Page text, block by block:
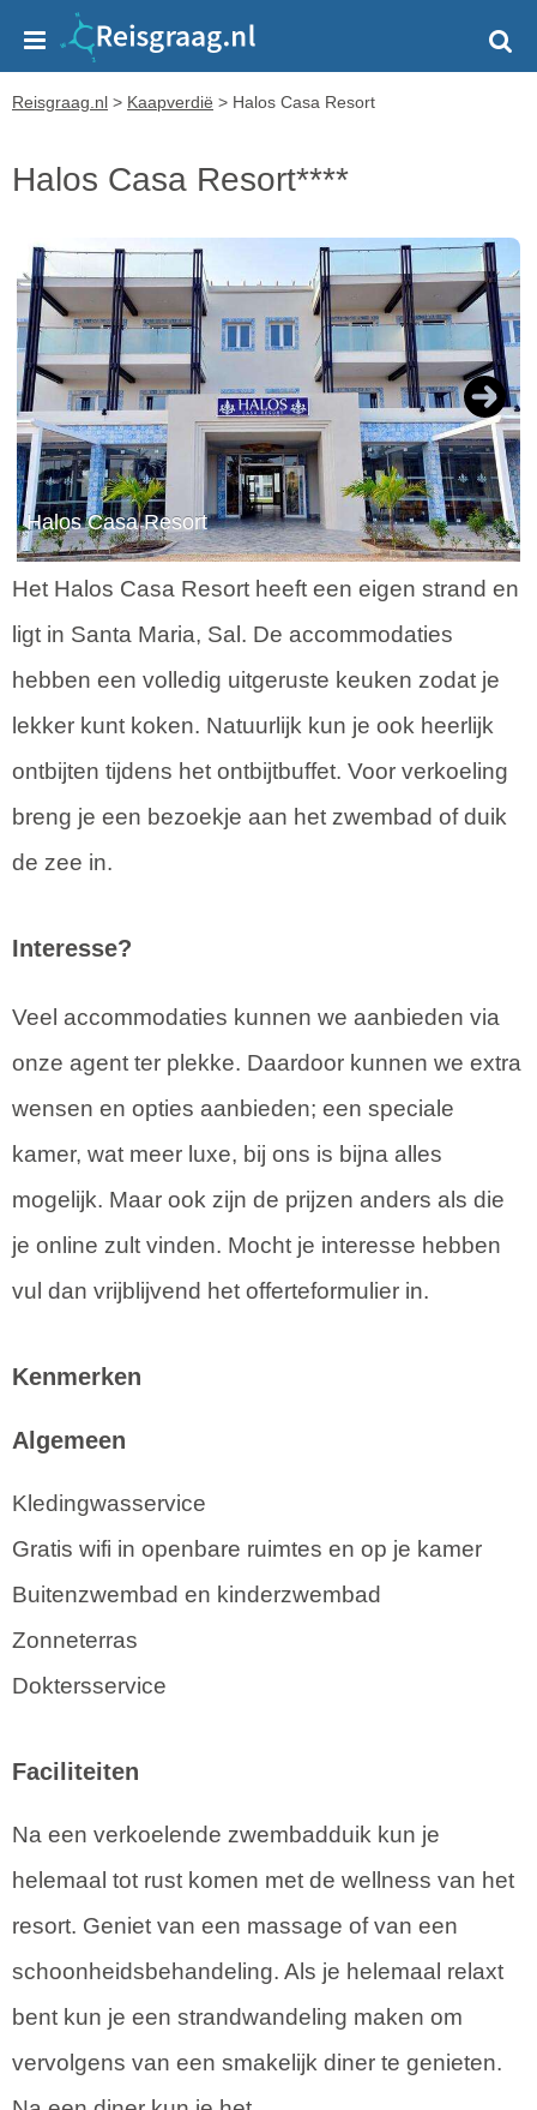
Reisgraag.nl > Kaapverdië > Halos Casa Resort
Halos Casa Resort****
Halos Casa Resort
Next
Het Halos Casa Resort heeft een eigen strand en
ligt in Santa Maria, Sal. De accommodaties
hebben een volledig uitgeruste keuken zodat je
lekker kunt koken. Natuurlijk kun je ook heerlijk
ontbijten tijdens het ontbijtbuffet. Voor verkoeling
breng je een bezoekje aan het zwembad of duik
de zee in.
Interesse?
Veel accommodaties kunnen we aanbieden via
onze agent ter plekke. Daardoor kunnen we extra
wensen en opties aanbieden; een speciale
kamer, wat meer luxe, bij ons is bijna alles
mogelijk. Maar ook zijn de prijzen anders als die
je online zult vinden. Mocht je interesse hebben
vul dan vrijblijvend het offerteformulier in.
Kenmerken
Algemeen
Kledingwasservice
Gratis wifi in openbare ruimtes en op je kamer
Buitenzwembad en kinderzwembad
Zonneterras
Doktersservice
Faciliteiten
Na een verkoelende zwembadduik kun je
helemaal tot rust komen met de wellness van het
resort. Geniet van een massage of van een
schoonheidsbehandeling. Als je helemaal relaxt
bent kun je een strandwandeling maken om
vervolgens van een smakelijk diner te genieten.